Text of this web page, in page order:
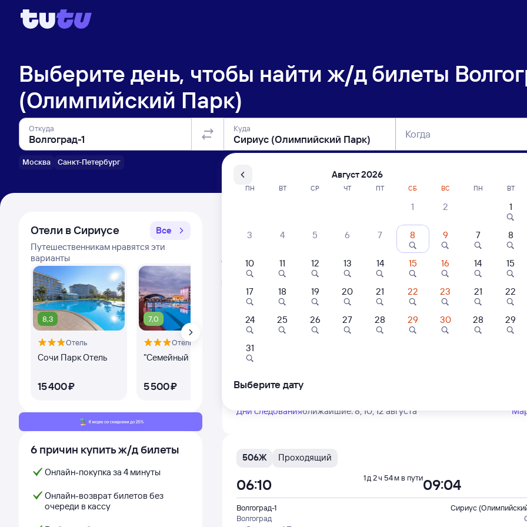
Выберите день, чтобы найти ж/д билеты
(Олимпийский Парк)
Откуда
Москва Санкт-Петербург
Куда Когда
Отели в Сириусе
Все
Путешественникам нравятся эти
варианты
8,3
Отель
Сочи Парк Отель
15 ⁠400 ⁠₽
7,0
Отель
"Семейный квартал"
5 ⁠500 ⁠₽
Гостевой дом
2 ⁠500 ⁠₽
8,8
6 причин купить ж/д билеты
Онлайн-покупка за 4 минуты
Онлайн-возврат билетов без
очереди в кассу
Расписание поездов Волгоград-1 — Сириус
Расписание поездов Сириус (Олимпийский Парк) — Волгоград-1
Открыта продажа билетов на 5 ноября. Отправление и прибытие по местному
Тип вагона
Любой
465Ж Проходящий
Волгоград
из Астрахани
06:10
Дни следованияближайшие: 8, 10, 12 августа
506Ж Проходящий
Волгоград-1
Волгоград
Сириус
06:10 09:04
1 д 2 ч 54 м в пути
Август 2026
ПН ВТ СР ЧТ ПТ СБ ВС
1 2
3 4 5 6 7 8 9
10 11 12 13 14 15 16
17 18 19 20 21 22 23
24 25 26 27 28 29 30
31
ПН ВТ
1
7 8
14 15
21 22
28 29
Выберите дату